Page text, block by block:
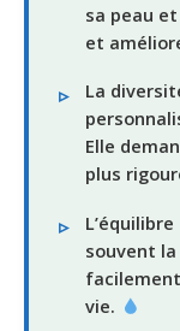
sa peau
et
La
Elle
plus
souvent
vie.